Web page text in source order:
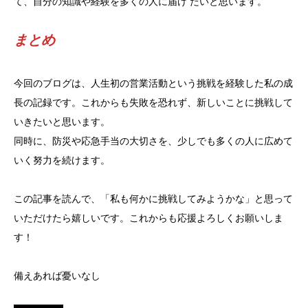
まとめ
今回のブログは、人生初の営業活動という挑戦を経験した私の成
長の記録です。これからも失敗を恐れず、新しいことに挑戦して
いきたいと思います。
同時に、防災や応急手当の大切さを、少しでも多くの人に広めて
いく努力を続けます。
この記事を読んで、「私も何かに挑戦してみようかな」と思って
いただけたら嬉しいです。これからも応援よろしくお願いしま
す！
備えあれば憂いなし